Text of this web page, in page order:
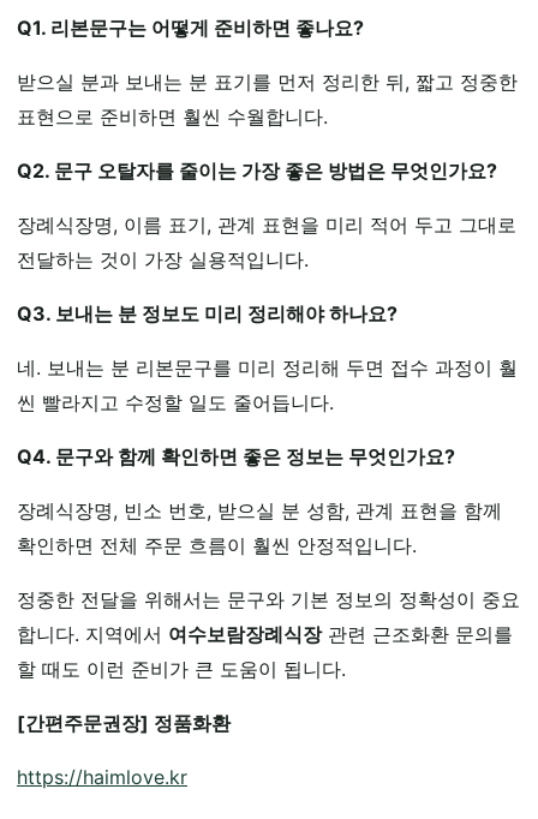
Q1. 리본문구는 어떻게 준비하면 좋나요?
받으실 분과 보내는 분 표기를 먼저 정리한 뒤, 짧고 정중한
표현으로 준비하면 훨씬 수월합니다.
Q2. 문구 오탈자를 줄이는 가장 좋은 방법은 무엇인가요?
장례식장명, 이름 표기, 관계 표현을 미리 적어 두고 그대로
전달하는 것이 가장 실용적입니다.
Q3. 보내는 분 정보도 미리 정리해야 하나요?
네. 보내는 분 리본문구를 미리 정리해 두면 접수 과정이 훨
씬 빨라지고 수정할 일도 줄어듭니다.
Q4. 문구와 함께 확인하면 좋은 정보는 무엇인가요?
장례식장명, 빈소 번호, 받으실 분 성함, 관계 표현을 함께
확인하면 전체 주문 흐름이 훨씬 안정적입니다.
정중한 전달을 위해서는 문구와 기본 정보의 정확성이 중요
합니다. 지역에서 여수보람장례식장관련 근조화환 문의를
할 때도 이런 준비가 큰 도움이 됩니다.
[간편주문권장] 정품화환
https://haimlove.kr